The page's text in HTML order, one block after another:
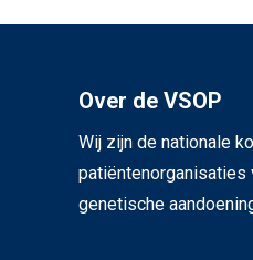
Over de VSOP
Wij zijn de nationale
patiëntenorganisaties
genetische